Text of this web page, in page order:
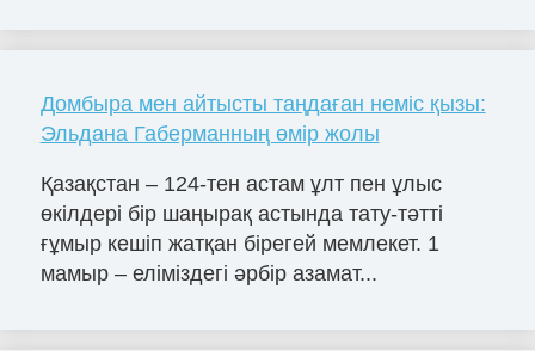
Домбыра мен айтысты таңдаған неміс қызы:
Эльдана Габерманның өмір жолы
Қазақстан – 124-тен астам ұлт пен ұлыс
өкілдері бір шаңырақ астында тату-тәтті
ғұмыр кешіп жатқан бірегей мемлекет. 1
мамыр – еліміздегі әрбір азамат...